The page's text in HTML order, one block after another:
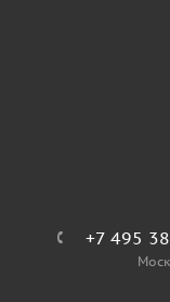
+7 495